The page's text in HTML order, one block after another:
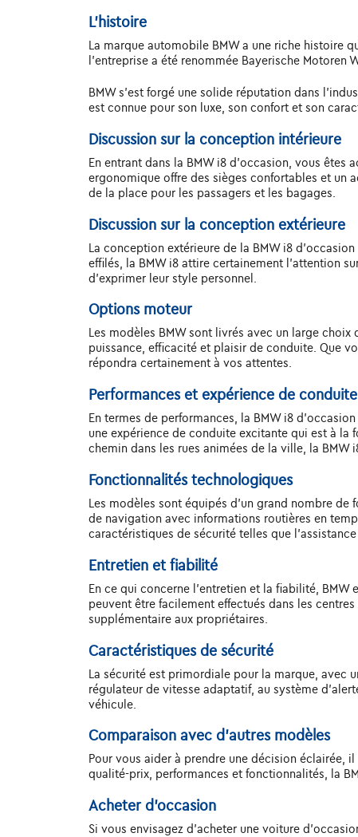
L'histoire
La marque automobile BMW a une riche histoire
l'entreprise a été renommée Bayerische Motoren
BMW s'est forgé une solide réputation dans
est connue pour son luxe, son confort et son
Discussion sur la conception intérieure
En entrant dans la BMW i8 d'occasion, vous êtes
ergonomique offre des sièges confortables et un
de la place pour les passagers et les bagages.
Discussion sur la conception extérieure
La conception extérieure de la BMW i8
effilés, la BMW i8 attire certainement l'attention
d'exprimer leur style personnel.
Options moteur
Les modèles BMW sont livrés avec un large
puissance, efficacité et plaisir de conduite. Que
répondra certainement à vos attentes.
Performances et expérience de conduite
En termes de performances, la BMW i8
une expérience de conduite excitante qui est à la
chemin dans les rues animées de la ville, la BMW
Fonctionnalités technologiques
Les modèles sont équipés d'un grand nombre
de navigation avec informations routières en
caractéristiques de sécurité telles que
Entretien et fiabilité
En ce qui concerne l'entretien et la fiabilité,
peuvent être facilement effectués dans les
supplémentaire aux propriétaires.
Caractéristiques de sécurité
La sécurité est primordiale pour la marque, avec
régulateur de vitesse adaptatif, au système
véhicule.
Comparaison avec d'autres modèles
Pour vous aider à prendre une décision éclairée,
qualité-prix, performances et fonctionnalités, la
Acheter d'occasion
Si vous envisagez d'acheter une voiture